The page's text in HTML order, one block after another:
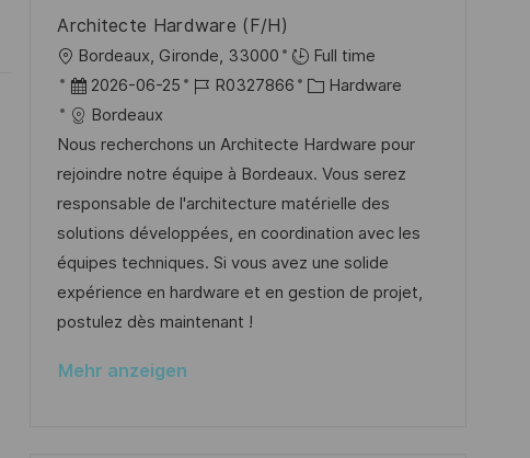
u
n
g
r
ö
f
f
e
n
t
l
i
c
h
n
Architecte Hardware (F/H)
O
r
t
Bordeaux, Gironde, 33000
Full time
D
a
t
u
m
d
e
r
V
r
2026-06-25
J
b
-
I
D
R0327866
K
t
e
g
o
r
i
Hardware
Bordeaux
Nous recherchons un Architecte Hardware pour
rejoindre notre équipe à Bordeaux. Vous serez
responsable de l'architecture matérielle des
solutions développées, en coordination avec les
équipes techniques. Si vous avez une solide
expérience en hardware et en gestion de projet,
postulez dès maintenant !
Mehr anzeigen